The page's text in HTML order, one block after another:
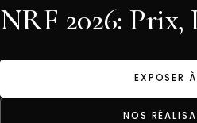
NRF 2026: Prix,
EXPOSER
NOS